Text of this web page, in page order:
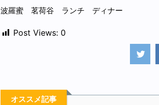
波羅蜜 茗荷谷 ランチ ディナー
Post Views: 0
オススメ記事